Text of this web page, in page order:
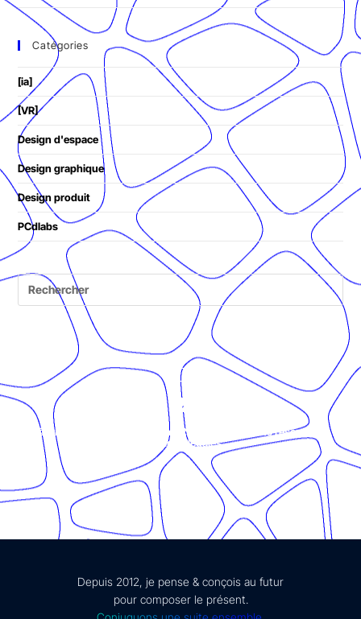
Catégories
[ia]
[VR]
Design d'espace
Design graphique
Design produit
PCdlabs
© Présent Composé design - 2024 - Tous droits réservés -
mentions légales
Depuis 2012, je pense & conçois au futur
pour composer le présent.